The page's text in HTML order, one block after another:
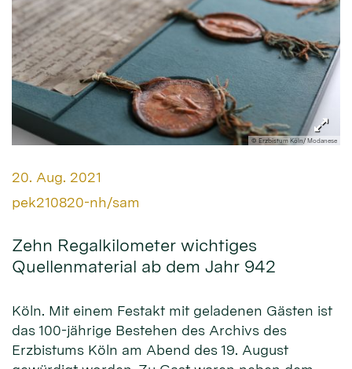
© Erzbistum Köln/ Modanese
Datum:
20. Aug. 2021
Von:
pek210820-nh/sam
Zehn Regalkilometer wichtiges
Quellenmaterial ab dem Jahr 942
Köln. Mit einem Festakt mit geladenen Gästen ist
das 100-jährige Bestehen des Archivs des
Erzbistums Köln am Abend des 19. August